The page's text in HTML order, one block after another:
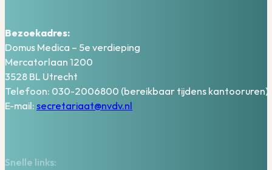
Bezoekadres:
Domus Medica – 5e verdieping
Mercatorlaan 1200
3528 BL Utrecht
Telefoon: 030-2006800 (bereikbaar tijdens kantooruren)
E-mail: secretariaat@nvdv.nl
Snelle links: